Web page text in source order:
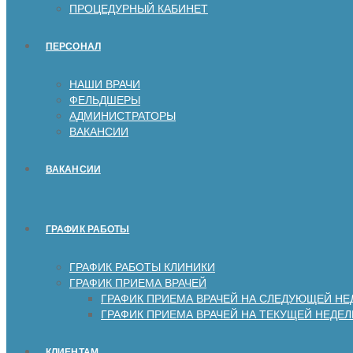
ПРОЦЕДУРНЫЙ КАБИНЕТ
ПЕРСОНАЛ
НАШИ ВРАЧИ
ФЕЛЬДШЕРЫ
АДМИНИСТРАТОРЫ
ВАКАНСИИ
ВАКАНСИИ
ГРАФИК РАБОТЫ
ГРАФИК РАБОТЫ КЛИНИКИ
ГРАФИК ПРИЕМА ВРАЧЕЙ
ГРАФИК ПРИЕМА ВРАЧЕЙ НА СЛЕДУЮЩЕЙ
ГРАФИК ПРИЕМА ВРАЧЕЙ НА ТЕКУЩЕЙ